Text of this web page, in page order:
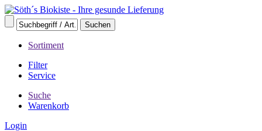
Sortiment
Filter
Service
Suche
Warenkorb
Login